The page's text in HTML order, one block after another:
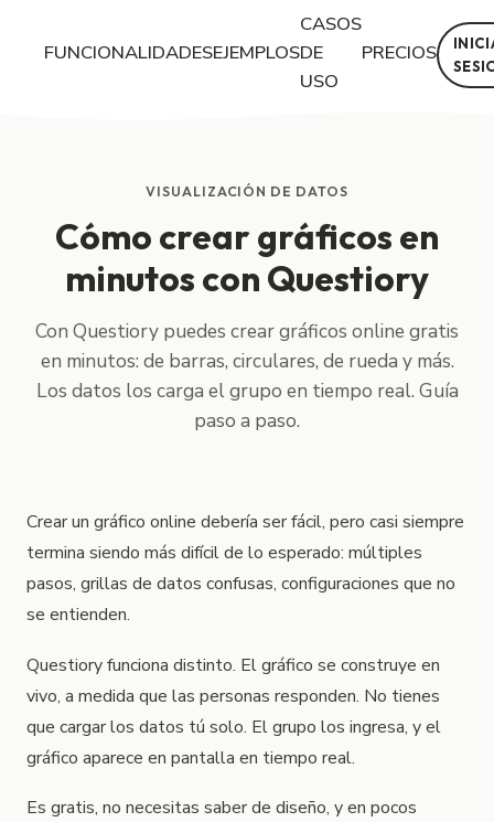
FUNCIONALIDADESEJEMPLOS
CASOS
DE
USO
PRECIOS
VISUALIZACIÓN DE DATOS
Cómo crear gráficos en
minutos con Questiory
Con Questiory puedes crear gráficos online gratis
en minutos: de barras, circulares, de rueda y más.
Los datos los carga el grupo en tiempo real. Guía
paso a paso.
Cómo crear gráficos en minutos con QuestioryCon Questiory
Crear un gráfico online debería ser fácil, pero casi siempre
termina siendo más difícil de lo esperado: múltiples
pasos, grillas de datos confusas, configuraciones que no
se entienden.
Questiory funciona distinto. El gráfico se construye en
vivo, a medida que las personas responden. No tienes
que cargar los datos tú solo. El grupo los ingresa, y el
gráfico aparece en pantalla en tiempo real.
Es gratis, no necesitas saber de diseño, y en pocos